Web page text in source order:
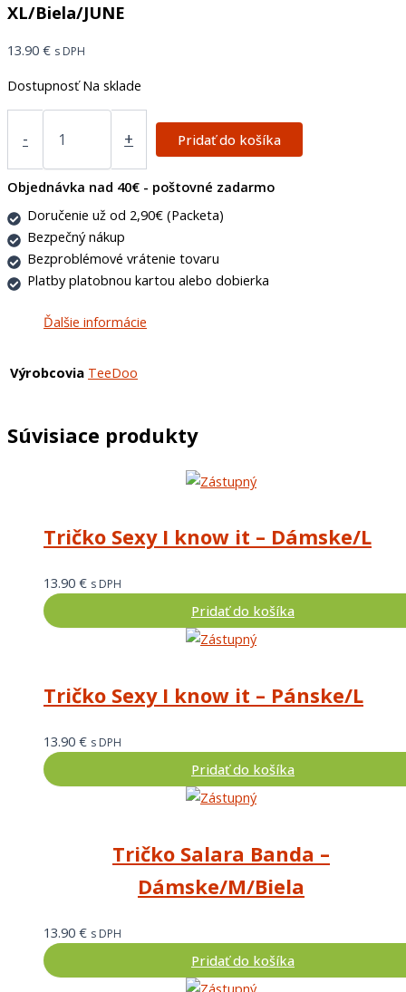
XL/Biela/JUNE
13.90 € s DPH
Dostupnosť Na sklade
- + Pridať do košíka
Objednávka nad 40€ - poštovné zadarmo
Doručenie už od 2,90€ (Packeta)
Bezpečný nákup
Bezproblémové vrátenie tovaru
Platby platobnou kartou alebo dobierka
Ďalšie informácie
Výrobcovia TeeDoo
Súvisiace produkty
Tričko Sexy I know it – Dámske/L
13.90 € s DPH
Pridať do košíka
Tričko Sexy I know it – Pánske/L
13.90 € s DPH
Pridať do košíka
Tričko Salara Banda –
Dámske/M/Biela
13.90 € s DPH
Pridať do košíka